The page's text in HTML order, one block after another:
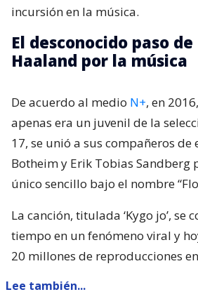
incursión en la música.
El desconocido paso
Haaland por la música
De acuerdo al medio N+, en
apenas era un juvenil de la
17, se unió a sus compañeros
Botheim y Erik Tobias Sandberg
único sencillo bajo el nombre
La canción, titulada ‘Kygo jo’, se
tiempo en un fenómeno viral y
20 millones de reproducciones
Lee también...